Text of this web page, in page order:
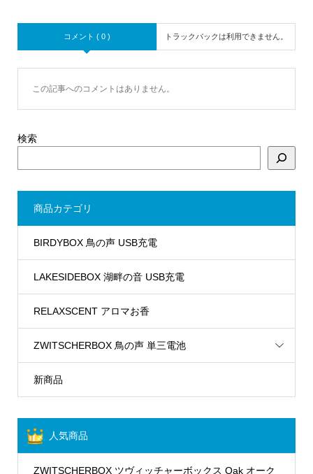
コメント ( 0 ) トラックバックは利用できません。
この記事へのコメントはありません。
検索
商品カテゴリ
BIRDYBOX 鳥の声 USB充電
LAKESIDEBOX 湖畔の音 USB充電
RELAXSCENT アロマお香
ZWITSCHERBOX 鳥の声 単三電池
新商品
人気商品
ZWITSCHERBOX ツヴィッチャーボックス Oak オーク